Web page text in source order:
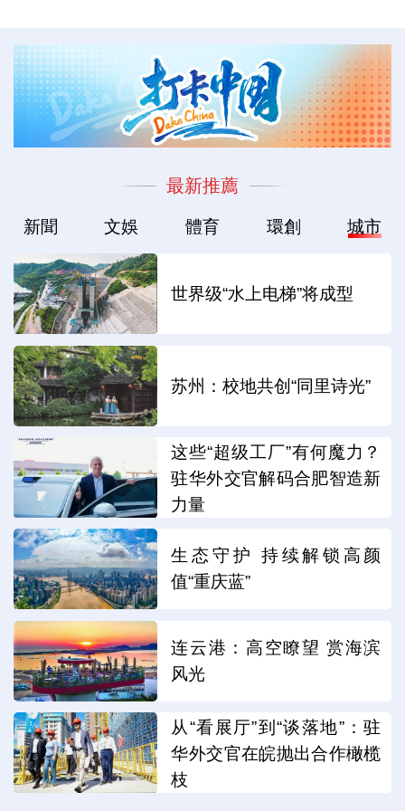
最新推薦
新聞 文娛 體育 環創 城市
世界级“水上电梯”将成型
苏州：校地共创“同里诗光”
这些“超级工厂”有何魔力？
驻华外交官解码合肥智造新
力量
生态守护 持续解锁高颜
值“重庆蓝”
连云港：高空瞭望 赏海滨
风光
从“看展厅”到“谈落地”：驻
华外交官在皖抛出合作橄榄
枝